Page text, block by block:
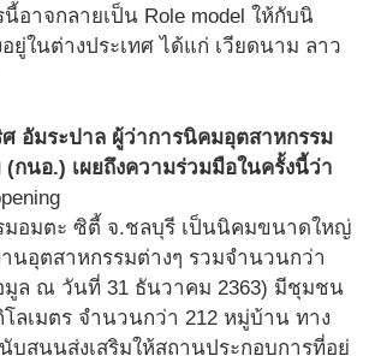
อาจกลายเป็น Role model ให้กับนิ
ยู่ในต่างประเทศ ได้แก่ เวียดนาม ลาว
อัมระปาล ผู้ว่าการนิคมอุตสาหกรรม
(กนอ.) เผยถึงความร่วมมือในครั้งนี้ว่า
มอมตะ ซิตี้ จ.ชลบุรี เป็นนิคมขนาดใหญ่
นอุตสาหกรรมต่างๆ รวมจำนวนกว่า
มูล ณ วันที่ 31 ธันวาคม 2363) มีชุมชน
ลเมตร จำนวนกว่า 212 หมู่บ้าน ทาง
บสนุนส่งเสริมให้สถานประกอบการที่อยู่